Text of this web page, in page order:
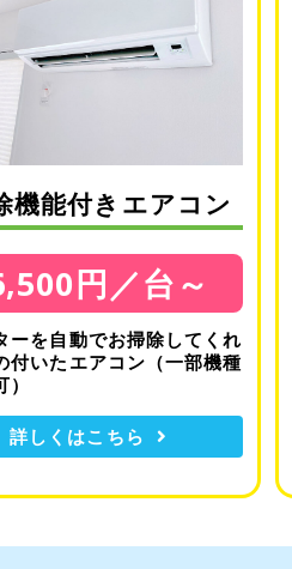
機能付きエアコン
円／台～
ーを自動でお掃除してくれ
付いたエアコン（一部機種
詳しくはこちら